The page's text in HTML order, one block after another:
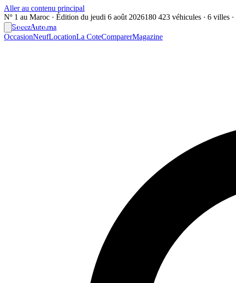
Aller au contenu principal
Nº 1 au Maroc · Édition du jeudi 6 août 2026180 423 véhicules · 6 villes
SoeezAuto.ma
OccasionNeufLocationLa CoteComparerMagazine